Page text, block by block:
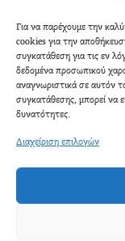
Για να παρέχουμε την
cookies για την
συγκατάθεση για τις εν
δεδομένα προσωπικού
αναγνωριστικά σε αυτόν
συγκατάθεσης, μπορεί να
δυνατότητες.
Διαχείριση επιλογών
Τέχνη
Τεχνολογία
Υγεία
Φαντασία